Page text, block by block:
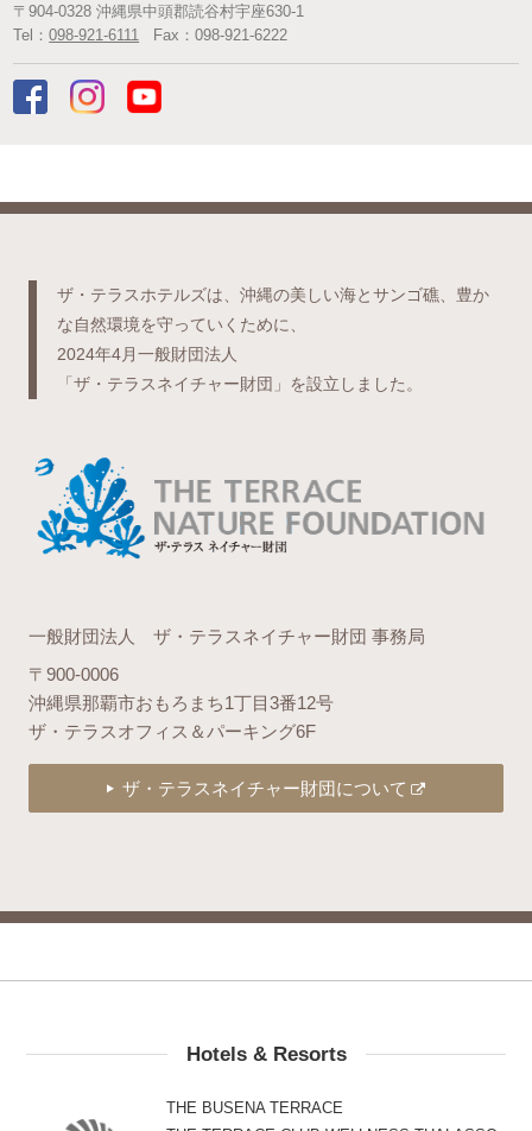
〒904-0328 沖縄県中頭郡読谷村宇座630-1
Tel：098-921-6111 Fax：098-921-6222
ザ・テラスホテルズは、沖縄の美しい海とサンゴ礁、豊か
な自然環境を守っていくために、
2024年4月一般財団法人
「ザ・テラスネイチャー財団」を設立しました。
一般財団法人 ザ・テラスネイチャー財団 事務局
〒900-0006
沖縄県那覇市おもろまち1丁目3番12号
ザ・テラスオフィス＆パーキング6F
ザ・テラスネイチャー財団について
Hotels & Resorts
THE BUSENA TERRACE